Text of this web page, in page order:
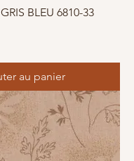
BLEU 6810-33
au panier